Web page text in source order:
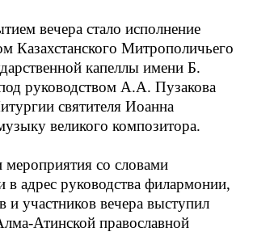
вечера стало исполнение
Казахстанского Митрополичьего
капеллы имени Б.
руководством А.А. Пузакова
святителя Иоанна
великого композитора.
со словами
в адрес руководства филармонии,
и участников вечера выступил
Атинской православной